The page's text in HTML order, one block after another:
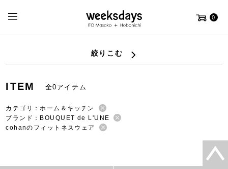
0
絞りこむ
ITEM 全0アイテム
カテゴリ：ホーム＆キッチン
ブランド：BOUQUET de L'UNE
cohanのフィットネスウェア